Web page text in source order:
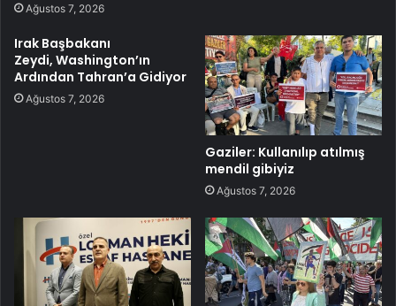
Ağustos 7, 2026
Irak Başbakanı
Zeydi, Washington’ın
Ardından Tahran’a Gidiyor
Ağustos 7, 2026
Gaziler: Kullanılıp atılmış
mendil gibiyiz
Ağustos 7, 2026